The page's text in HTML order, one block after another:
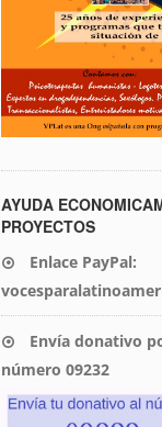
AYUDA
PROYECTOS
Enlace PayPal:
Envía donativo
número 09232